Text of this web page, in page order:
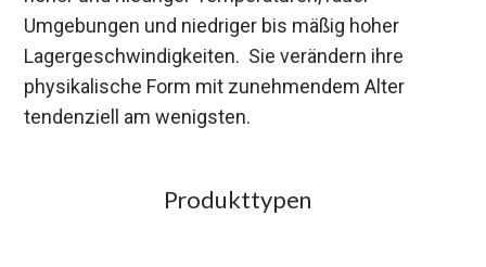
Umgebungen und niedriger bis mäßig hoher
Lagergeschwindigkeiten. Sie verändern ihre
physikalische Form mit zunehmendem Alter
tendenziell am wenigsten.
Produkttypen